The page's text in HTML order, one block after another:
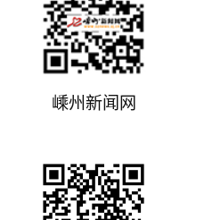
嵊州新闻网